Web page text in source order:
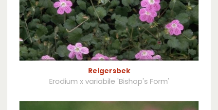
Reigersbek
Erodium x variabile 'Bishop's Form'